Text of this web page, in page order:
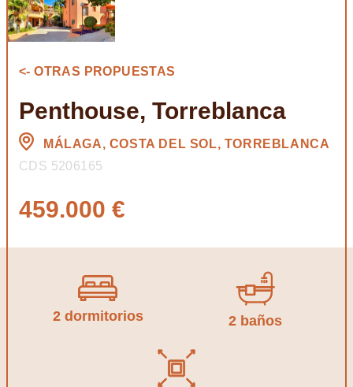
<- OTRAS PROPUESTAS
Penthouse, Torreblanca
MÁLAGA, COSTA DEL SOL, TORREBLANCA
CDS 5206165
459.000 €
2 dormitorios 2 baños